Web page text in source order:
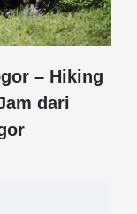
– Hiking
dari